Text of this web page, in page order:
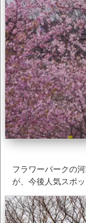
フラワーパークの
が、今後人気スポ